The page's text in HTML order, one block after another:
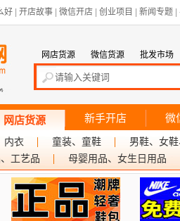
好 开店故事 微信开店 创业项目 新闻专题
网店货源 微信货源 批发市场
网店货源 新手开店 微
内衣 童装、童鞋
男鞋、女
工艺品
母婴用品、女生日用品